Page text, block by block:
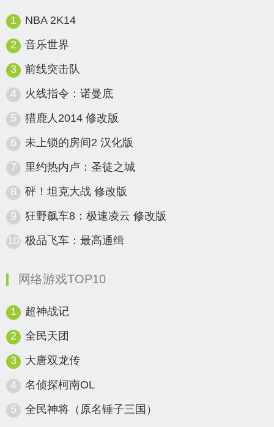
1
NBA 2K14
2
音乐世界
3
前线突击队
4
火线指令：诺曼底
5
猎鹿人2014 修改版
6
未上锁的房间2 汉化版
7
里约热内卢：圣徒之城
8
砰！坦克大战 修改版
9
狂野飙车8：极速凌云 修改版
10 极品飞车：最高通缉
网络游戏TOP10
1
超神战记
2
全民天团
3
大唐双龙传
4
名侦探柯南OL
5
全民神将（原名锤子三国）